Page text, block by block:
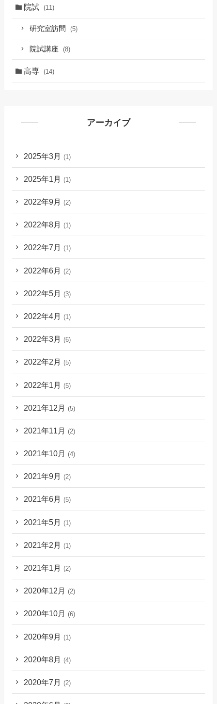
院試 (11)
研究室訪問 (5)
院試講座 (8)
高専 (14)
アーカイブ
2025年3月 (1)
2025年1月 (1)
2022年9月 (2)
2022年8月 (1)
2022年7月 (1)
2022年6月 (2)
2022年5月 (3)
2022年4月 (1)
2022年3月 (6)
2022年2月 (5)
2022年1月 (5)
2021年12月 (5)
2021年11月 (2)
2021年10月 (4)
2021年9月 (2)
2021年6月 (5)
2021年5月 (1)
2021年2月 (1)
2021年1月 (2)
2020年12月 (2)
2020年10月 (6)
2020年9月 (1)
2020年8月 (4)
2020年7月 (2)